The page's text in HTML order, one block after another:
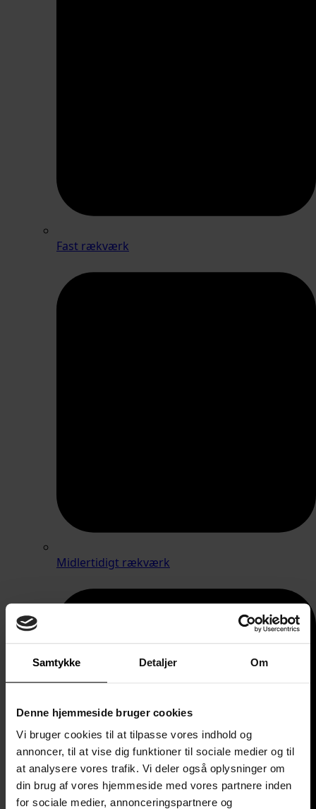
Samtykke Detaljer Om
Denne hjemmeside bruger cookies
Vi bruger cookies til at tilpasse vores indhold og
annoncer, til at vise dig funktioner til sociale medier og til
at analysere vores trafik. Vi deler også oplysninger om
din brug af vores hjemmeside med vores partnere inden
for sociale medier, annonceringspartnere og
Fast rækværk
Midlertidigt rækværk